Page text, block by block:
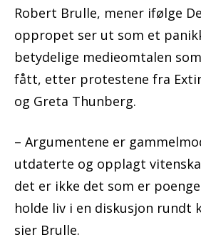
Robert Brulle, mener ifølge
oppropet ser ut som et
betydelige medieomtalen
fått, etter protestene fra
og Greta Thunberg.
– Argumentene er
utdaterte og opplagt
det er ikke det som er
holde liv i en diskusjon rundt
sier Brulle.